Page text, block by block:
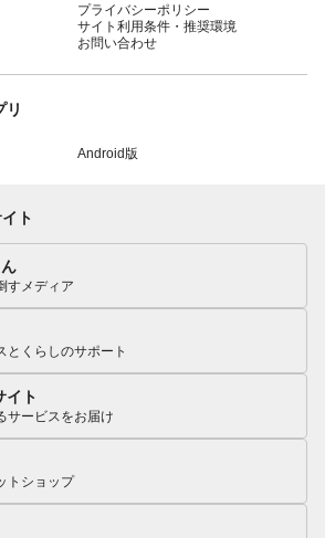
プライバシーポリシー
サイト利用条件・推奨環境
お問い合わせ
リ
Android版
ト
すメディア
とくらしのサポート
イト
サービスをお届け
トショップ